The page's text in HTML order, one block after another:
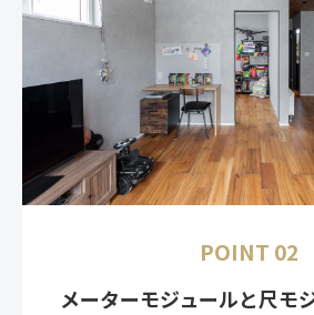
POINT 02
メーターモジュールと尺モ